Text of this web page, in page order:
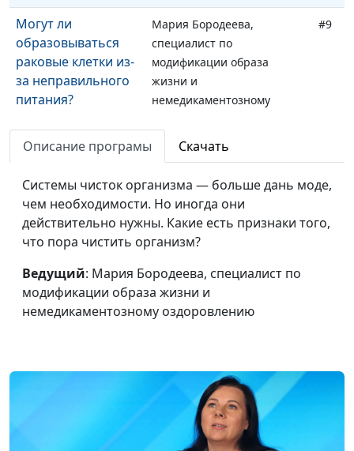
Могут ли
образовываться
раковые клетки из-
за неправильного
питания?
Мария Бородеева,
специалист по
модификации образа
жизни и
немедикаментозному
#9
Эффективны ли
Мария Бородеева,
модификации образа
жизни и
немедикаментозному
оздоровлению
Как правильно
готовить бобовые,
чтобы не было
Мария Бородеева,
специалист по
модификации образа
оздоровлению
Мария Бородеева,
специалист по
модификации образа
Описание програмы Скачать
Системы чисток организма — больше дань моде,
чем необходимости. Но иногда они
действительно нужны. Какие есть признаки того,
что пора чистить организм?
Ведущий: Мария Бородеева, специалист по
модификации образа жизни и
немедикаментозному оздоровлению